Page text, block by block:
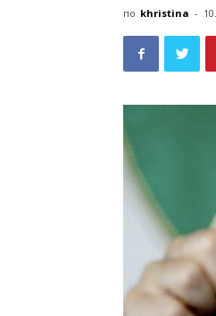
по khristina -